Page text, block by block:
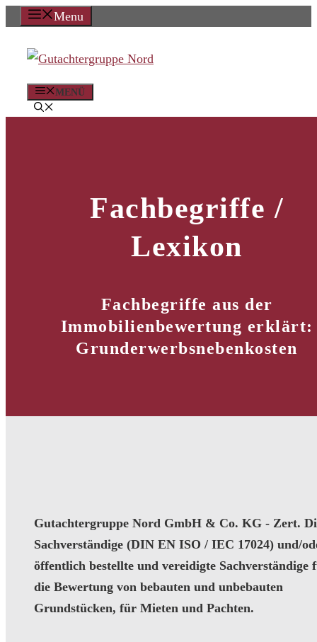
Zum
springen
Menu
MENÜ
Fachbegriffe /
Lexikon
Fachbegriffe aus der
Immobilienbewertung erklärt:
Grunderwerbsnebenkosten
Gutachtergruppe Nord GmbH & Co. KG - Zert.
Sachverständige (DIN EN ISO / IEC 17024) und/
öffentlich bestellte und vereidigte Sachverständige
die Bewertung von bebauten und unbebauten
Grundstücken, für Mieten und Pachten.